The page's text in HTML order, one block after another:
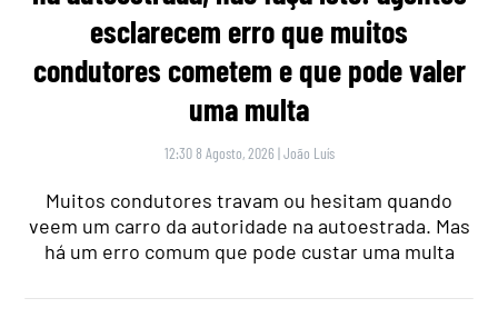
esclarecem erro que muitos
condutores cometem e que pode valer
uma multa
12:30 8 Agosto, 2026 |João Luís
Muitos condutores travam ou hesitam quando
veem um carro da autoridade na autoestrada. Mas
há um erro comum que pode custar uma multa